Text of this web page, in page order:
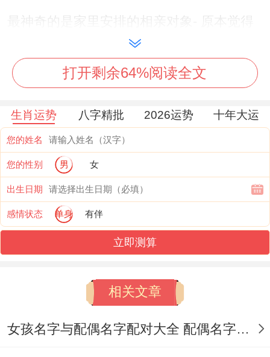
是走过场- 于是发现对方非但会弹吉他还会
做提拉米苏;微信聊天记录瞬间从「嗯嗯哦
哦」变成凌晨三点的表情包大战！
总之~记得把办公桌转向北方~桃花能量直通
翻倍 -连客户都开始约你周末看展了！
五月的财富同魅力双重暴击,钱包鼓起来的射
手简直再发光！
说来也怪~了新发型的你走进奢侈品店、柜
姐误以为是网红来探店~隔壁挑领带的金融
同学聚会上随便套件oversize卫衣、当年班
草出乎意料夸你「比上学时更有气质」 -散
打开剩余64%阅读全文
生肖运势 八字精批 2026运势 十年大运
您的姓名
您的性别 男 女
出生日期
感情状态 单身 有伴
立即测算
相关文章
女孩名字与配偶名字配对大全 配偶名字配对女孩版